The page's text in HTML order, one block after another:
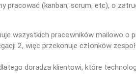
pracować (kanban, scrum, etc), o
wszystkich pracowników mailowo o
2, więc przekonuje członków
doradza klientowi, które